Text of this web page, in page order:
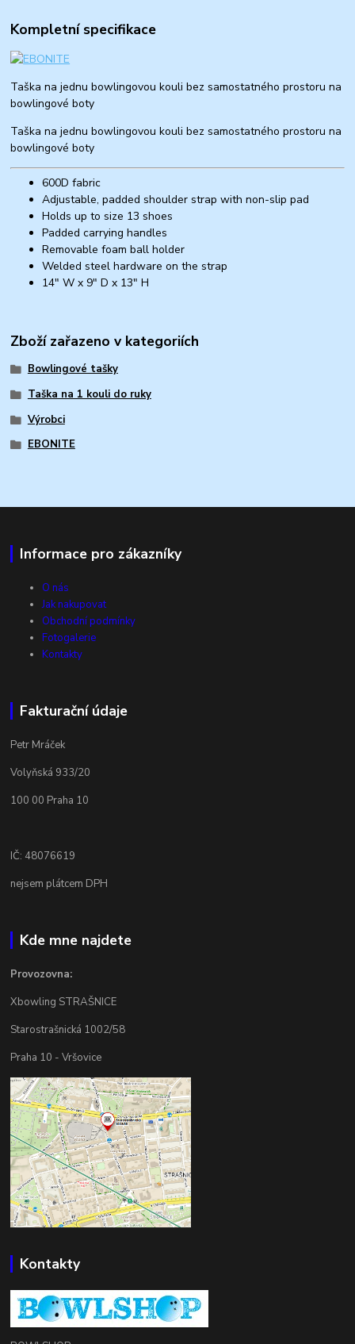
Kompletní specifikace
Taška na jednu bowlingovou kouli bez samostatného prostoru na
bowlingové boty
Taška na jednu bowlingovou kouli bez samostatného prostoru na
bowlingové boty
600D fabric
Adjustable, padded shoulder strap with non-slip pad
Holds up to size 13 shoes
Padded carrying handles
Removable foam ball holder
Welded steel hardware on the strap
14" W x 9" D x 13" H
Zboží zařazeno v kategoriích
Bowlingové tašky
Taška na 1 kouli do ruky
Výrobci
EBONITE
Informace pro zákazníky
O nás
Jak nakupovat
Obchodní podmínky
Fotogalerie
Kontakty
Fakturační údaje
Petr Mráček
Volyňská 933/20
100 00 Praha 10
IČ: 48076619
nejsem plátcem DPH
Kde mne najdete
Provozovna:
Xbowling STRAŠNICE
Starostrašnická 1002/58
Praha 10 - Vršovice
Kontakty